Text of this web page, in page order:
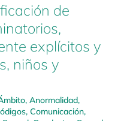
de
explícitos y
niños y
, Anormalidad,
, Comunicación,